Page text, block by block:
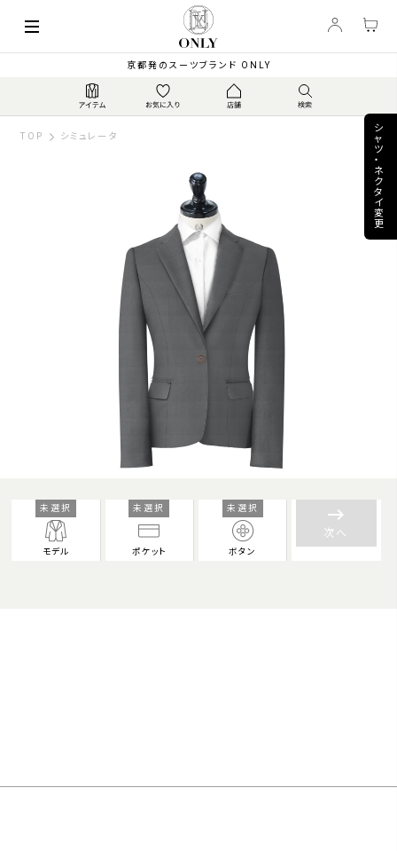
京都発のスーツブランド ONLY
TOP シミュレータ
ビジネス&セレモニー ... PRICE
シ
ャ
ツ
・
ネ
ク
タ
イ
変
更
モデル
未選択
ポケット
未選択
ボタン
未選択 keyboard_backspace
次へ